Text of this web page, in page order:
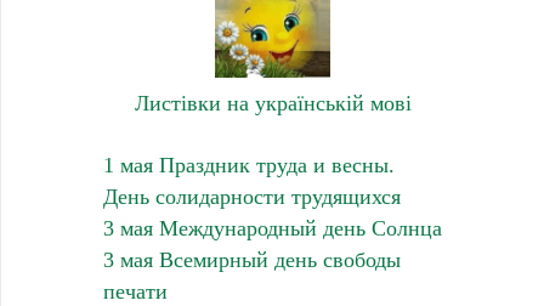
Листівки на українській мові
1 мая Праздник труда и весны.
День солидарности трудящихся
3 мая Международный день Солнца
3 мая Всемирный день свободы
печати